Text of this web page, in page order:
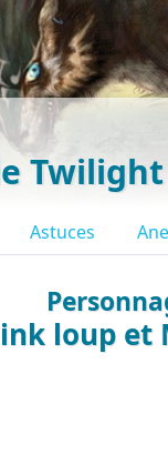
Twilight
Astuces
loup et